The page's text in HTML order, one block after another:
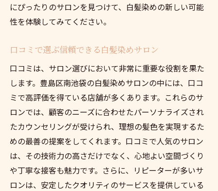
にぴったりのサロンを見つけて、白髪染めの新しい可能
性を体験してみてください。
口コミで選ぶ信頼できる白髪染めサロン
口コミは、サロン選びにおいて非常に重要な役割を果た
します。豊島区南池袋の白髪染めサロンの中には、口コ
ミで高評価を得ている店舗が多くあります。これらのサ
ロンでは、顧客のニーズに合わせたパーソナライズされ
たカウンセリングが受けられ、理想の髪色を実現するた
めの最善の提案をしてくれます。口コミで人気のサロン
は、その技術力の高さだけでなく、心地よい空間づくり
や丁寧な接客も魅力です。さらに、リピーターが多いサ
ロンは、安定したクオリティのサービスを提供している